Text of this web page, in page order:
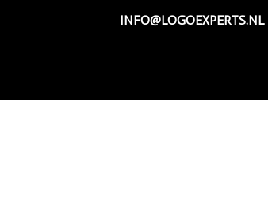
INFO@LOGOEXPERTS.NL